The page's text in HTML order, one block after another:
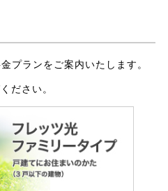
プランをご案内いたします。
ださい。